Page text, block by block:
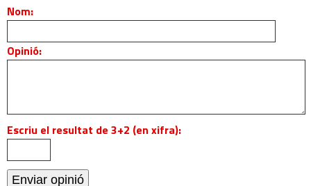
Nom:
Opinió:
Escriu el resultat de 3+2 (en xifra):